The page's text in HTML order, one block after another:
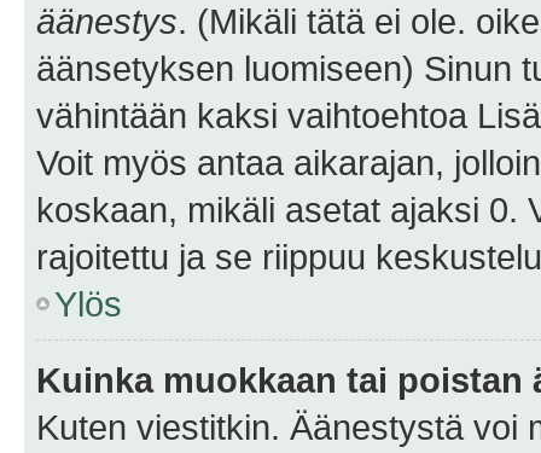
äänestys. (Mikäli tätä ei ole.
äänsetyksen luomiseen) Sinun
vähintään kaksi vaihtoehtoa
Voit myös antaa aikarajan,
koskaan, mikäli asetat ajaksi 0.
rajoitettu ja se riippuu
Ylös
Kuinka muokkaan tai poistan
Kuten viestitkin. Äänestystä voi